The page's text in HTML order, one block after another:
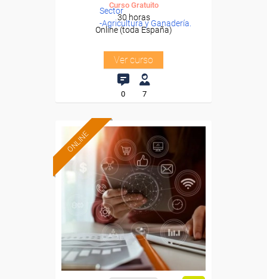
Sector
-Agricultura y Ganadería.
Curso Gratuito
30 horas
Online (toda España)
Ver curso
0 7
ONLINE